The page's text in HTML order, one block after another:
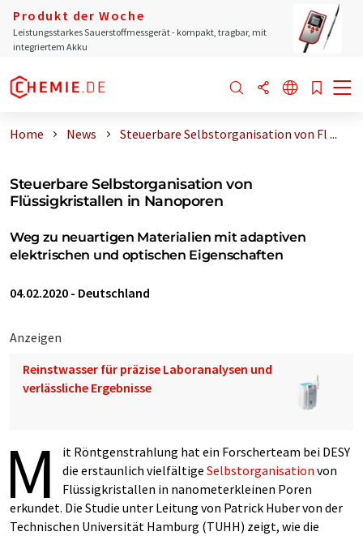
Produkt der Woche
Leistungsstarkes Sauerstoffmessgerät - kompakt, tragbar, mit
integriertem Akku
Home News Steuerbare Selbstorganisation von Fl ...
Steuerbare Selbstorganisation von
Flüssigkristallen in Nanoporen
Weg zu neuartigen Materialien mit adaptiven
elektrischen und optischen Eigenschaften
04.02.2020 - Deutschland
Anzeigen
Reinstwasser für präzise Laboranalysen und
verlässliche Ergebnisse
M
it Röntgenstrahlung hat ein Forscherteam bei DESY
die erstaunlich vielfältige Selbstorganisation von
Flüssigkristallen in nanometerkleinen Poren
erkundet. Die Studie unter Leitung von Patrick Huber von der
Technischen Universität Hamburg (TUHH) zeigt, wie die